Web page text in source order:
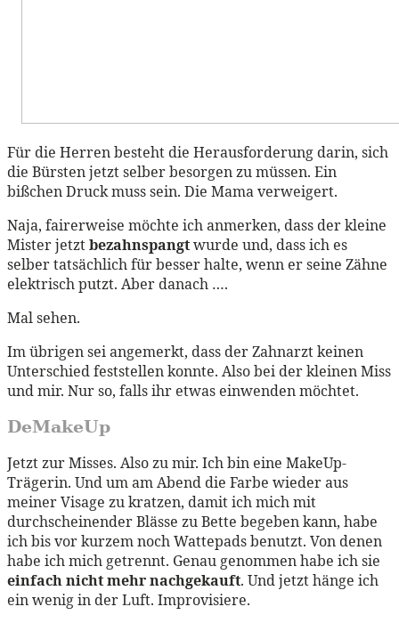
Für die Herren besteht die Herausforderung darin, sich
die Bürsten jetzt selber besorgen zu müssen. Ein
bißchen Druck muss sein. Die Mama verweigert.
Naja, fairerweise möchte ich anmerken, dass der kleine
Mister jetztbezahnspangtwurde und, dass ich es
selber tatsächlich für besser halte, wenn er seine Zähne
elektrisch putzt. Aber danach ….
Mal sehen.
Im übrigen sei angemerkt, dass der Zahnarzt keinen
Unterschied feststellen konnte. Also bei der kleinen Miss
und mir. Nur so, falls ihr etwas einwenden möchtet.
DeMakeUp
Jetzt zur Misses. Also zu mir. Ich bin eine MakeUp-
Trägerin. Und um am Abend die Farbe wieder aus
meiner Visage zu kratzen, damit ich mich mit
durchscheinender Blässe zu Bette begeben kann, habe
ich bis vor kurzem noch Wattepads benutzt. Von denen
habe ich mich getrennt. Genau genommen habe ich sie
einfach nicht mehr nachgekauft. Und jetzt hänge ich
ein wenig in der Luft. Improvisiere.